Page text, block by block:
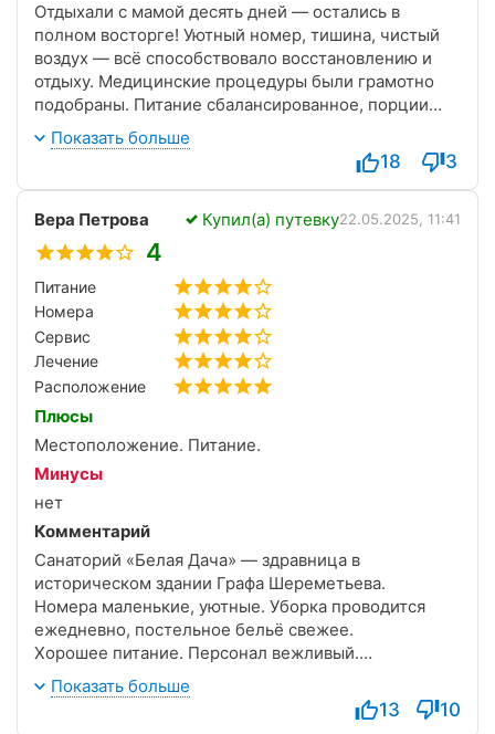
Отдыхали с мамой десять дней — остались в
полном восторге! Уютный номер, тишина, чистый
воздух — всё способствовало восстановлению и
отдыху. Медицинские процедуры были грамотно
подобраны. Питание сбалансированное, порции
щедрые, всё вкусно и с заботой. Прогулки по
ухоженной территории стали любимой частью дня
— зелёно, красиво, спокойно. Персонал
внимательный и отзывчивый, всегда готовы помочь.
Санаторий оставил самые приятные впечатления —
с удовольствием приедем снова!
Показать больше
18 3
Вера Петрова Купил(а) путевку22.05.2025, 11:41
4
Питание
Номера
Сервис
Лечение
Расположение
Плюсы
Местоположение. Питание.
Минусы
нет
Комментарий
Санаторий «Белая Дача» — здравница в
историческом здании Графа Шереметьева.
Номера маленькие, уютные. Уборка проводится
ежедневно, постельное бельё свежее.
Хорошее питание. Персонал вежливый.
Территория ухоженная, с местами для прогулок и
отдыха. До всех главных достопримечательностей
города можно дойти пешком. Отдыхали семьей.
Показать больше
13 10